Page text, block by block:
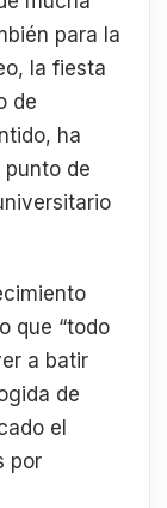
para la
la fiesta
de
ha
de
que “todo
a batir
de
el
por